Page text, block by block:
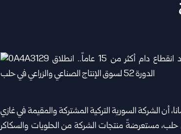
أن الشركة السورية التركية المشتركة والمقيمة في غازي
حلب، مستعرضةً منتجات الشركة من الحلويات والسكاكر